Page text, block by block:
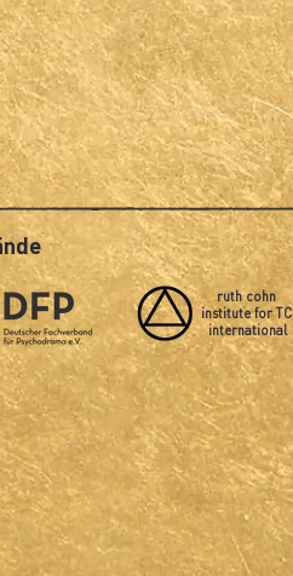
ruth cohn
institute for TCI
international